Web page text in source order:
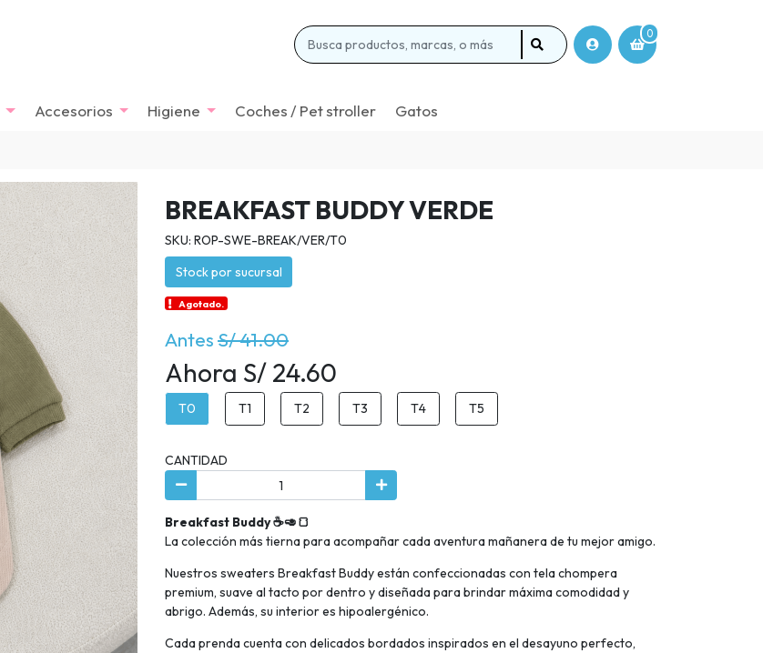
0
Accesorios Higiene Coches / Pet stroller Gatos
BREAKFAST BUDDY VERDE
SKU: ROP-SWE-BREAK/VER/T0
Stock por sucursal
Agotado.
AntesS/ 41.00
Ahora S/ 24.60
T0 T1 T2 T3 T4 T5
CANTIDAD
Breakfast Buddy ☕🥑🍞
La colección más tierna para acompañar cada aventura mañanera de tu mejor amigo.
Nuestros sweaters Breakfast Buddy están confeccionadas con tela chompera
premium, suave al tacto por dentro y diseñada para brindar máxima comodidad y
abrigo. Además, su interior es hipoalergénico.
Cada prenda cuenta con delicados bordados inspirados en el desayuno perfecto,